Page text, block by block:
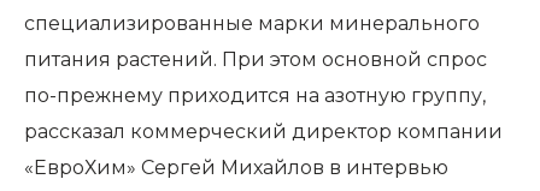
специализированные марки минерального
питания растений. При этом основной спрос
по-прежнему приходится на азотную группу,
рассказал коммерческий директор компании
«ЕвроХим» Сергей Михайлов в интервью